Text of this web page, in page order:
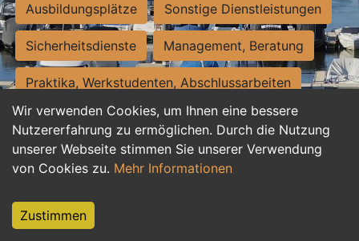
Wir verwenden Cookies, um Ihnen eine bessere
Nutzererfahrung zu ermöglichen. Durch die Nutzung
unserer Webseite stimmen Sie unserer Verwendung
von Cookies zu. Mehr Informationen
Zustimmen
Ausbildungsplätze Sonstige Dienstleistungen
Sicherheitsdienste Management, Beratung
Praktika, Werkstudenten, Abschlussarbeiten
Personalwesen Assistenz, Sekretariat
Hilfskräfte, Aushilfs- und Nebenjobs
Weiterbildung, Studium, duale Ausbildung